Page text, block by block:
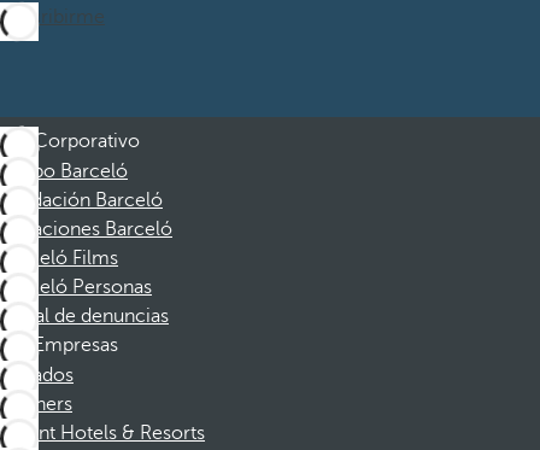
Suscribirme
Corporativo
Grupo Barceló
Fundación Barceló
Vacaciones Barceló
Barceló Films
Barceló Personas
Canal de denuncias
Empresas
Afiliados
Partners
Dorint Hotels & Resorts